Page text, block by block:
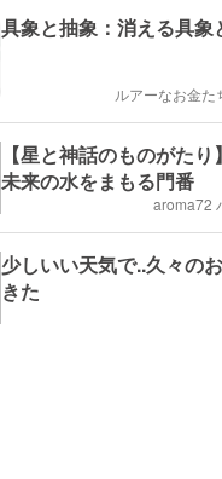
具象と抽象：消える具象
ルアーなお金
【星と神話のものがた
未来の水をまもる門番
aroma72
少しいい天気で..久々の
きた